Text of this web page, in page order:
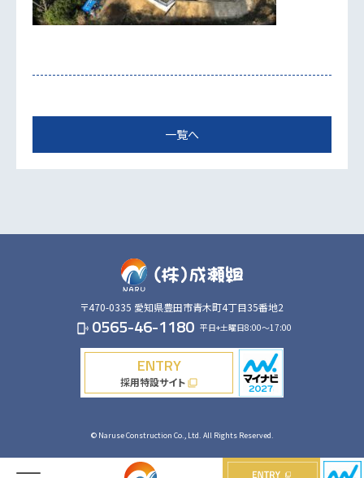
一覧へ
〒470-0335 愛知県豊田市青木町4丁目35番地2
phonelink_ring 0565-46-1180 平日+土曜日8:00～17:00
ENTRY
採用特設サイトfilter_none
© Naruse Construction Co., Ltd. All Rights Reserved.